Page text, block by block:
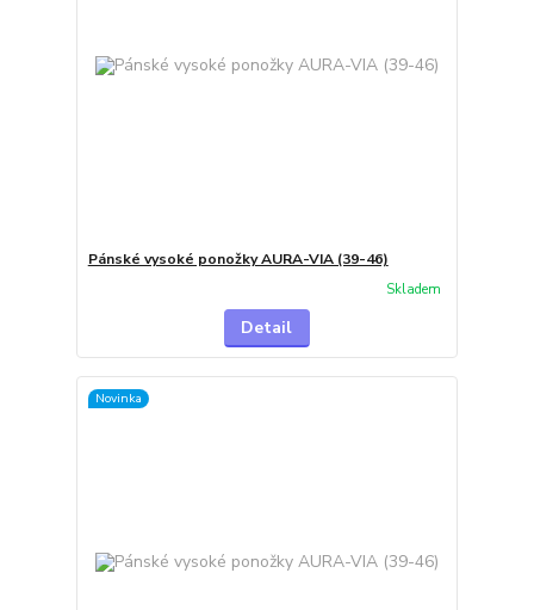
Pánské vysoké ponožky AURA-VIA (39-46)
Skladem
Detail
Novinka